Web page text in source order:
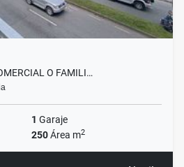
O FAMILI…
1 Garaje
250Área m2